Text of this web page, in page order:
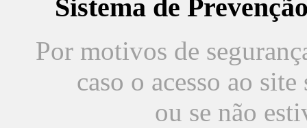
Sistema de
Por motivos de
caso o acesso ao
ou se não